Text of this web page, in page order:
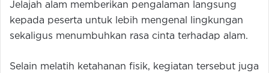
Jelajah alam memberikan pengalaman langsung
kepada peserta untuk lebih mengenal lingkungan
sekaligus menumbuhkan rasa cinta terhadap alam.
Selain melatih ketahanan fisik, kegiatan tersebut juga